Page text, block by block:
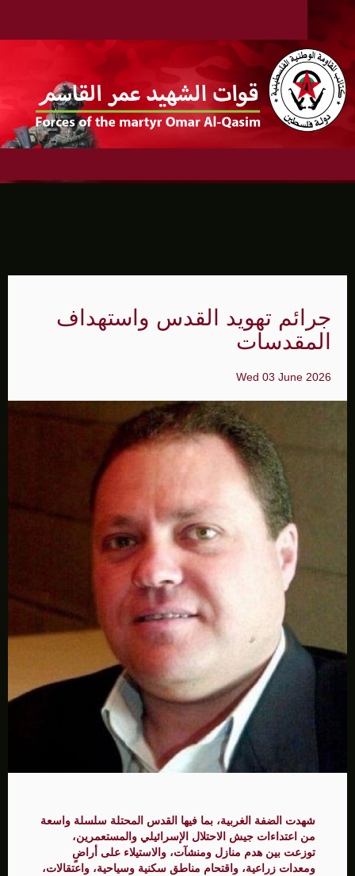
جرائم تهويد القدس واستهداف
المقدسات
Wed 03 June 2026
شهدت الضفة الغربية، بما فيها القدس المحتلة سلسلة واسعة
من اعتداءات جيش الاحتلال الإسرائيلي والمستعمرين،
توزعت بين هدم منازل ومنشآت، والاستيلاء على أراضٍ
ومعدات زراعية، واقتحام مناطق سكنية وسياحية، واعتقالات،